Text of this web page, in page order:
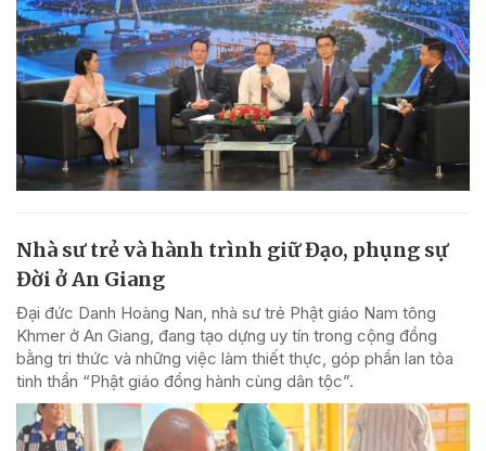
Nhà sư trẻ và hành trình giữ Đạo, phụng sự
Đời ở An Giang
Đại đức Danh Hoàng Nan, nhà sư trẻ Phật giáo Nam tông
Khmer ở An Giang, đang tạo dựng uy tín trong cộng đồng
bằng tri thức và những việc làm thiết thực, góp phần lan tỏa
tinh thần “Phật giáo đồng hành cùng dân tộc”.